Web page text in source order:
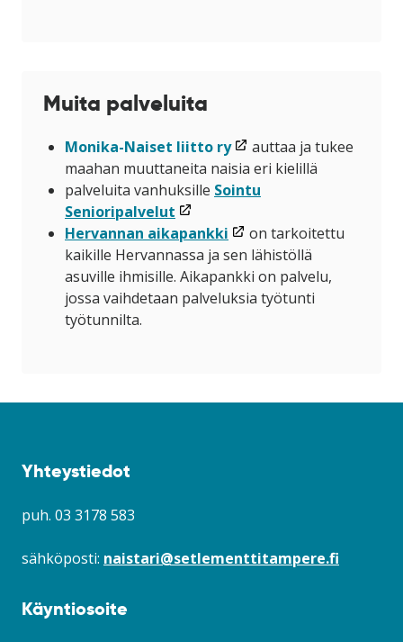
Muita palveluita
Monika-Naiset liitto ry(linkki
avataan
uuteen
auttaa ja tukee
maahan muuttaneita naisia eri kielillä
palveluita vanhuksille Sointu
Senioripalvelut (linkki
avataan
uuteen
ikkunaan)
Hervannan aikapankki (linkki
avataan
uuteen
ikkunaan)
on tarkoitettu
kaikille Hervannassa ja sen lähistöllä
asuville ihmisille. Aikapankki on palvelu,
jossa vaihdetaan palveluksia työtunti
työtunnilta.
Yhteystiedot
puh. 03 3178 583
sähköposti: naistari@setlementtitampere.fi
Käyntiosoite